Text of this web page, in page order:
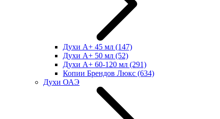
Духи А+ 45 мл (147)
Духи А+ 50 мл (52)
Духи А+ 60-120 мл (291)
Копии Брендов Люкс (634)
Духи ОАЭ